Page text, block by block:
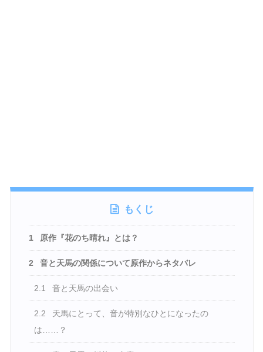
もくじ
1 原作『花のち晴れ』とは？
2 音と天馬の関係について原作からネタバレ
2.1 音と天馬の出会い
2.2
天馬にとって、音が特別なひとになったの
は……？